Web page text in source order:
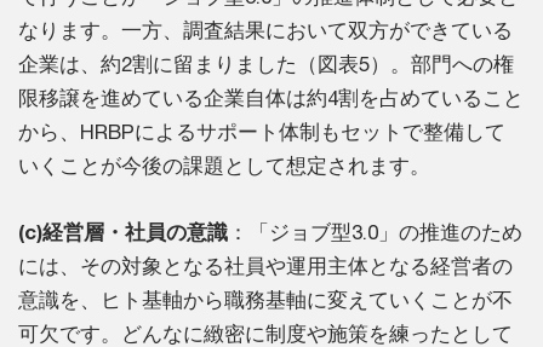
なります。一方、調査結果において双方ができている
企業は、約2割に留まりました（図表5）。部門への権
限移譲を進めている企業自体は約4割を占めていること
から、HRBPによるサポート体制もセットで整備して
いくことが今後の課題として想定されます。
(c)経営層・社員の意識 ：「ジョブ型3.0」の推進のため
には、その対象となる社員や運用主体となる経営者の
意識を、ヒト基軸から職務基軸に変えていくことが不
可欠です。どんなに緻密に制度や施策を練ったとして